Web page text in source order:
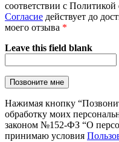
соответствии с
Согласие действует до
моего отзыва *
Leave this field blank
Нажимая кнопку
обработку моих
законом №152-ФЗ “О
принимаю условия